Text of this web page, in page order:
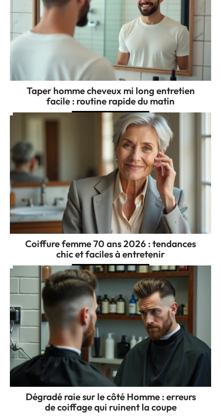
Taper homme cheveux mi long entretien
facile : routine rapide du matin
Coiffure femme 70 ans 2026 : tendances
chic et faciles à entretenir
Dégradé raie sur le côté Homme : erreurs
de coiffage qui ruinent la coupe